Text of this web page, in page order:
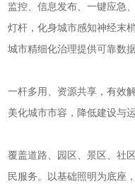
监控、信息发布、一键应急
灯杆，化身城市感知神经末
城市精细化治理提供可靠数据
一杆多用、资源共享，有效
美化城市市容，降低建设与运
覆盖道路、园区、景区、社
民服务。以基础照明为底座